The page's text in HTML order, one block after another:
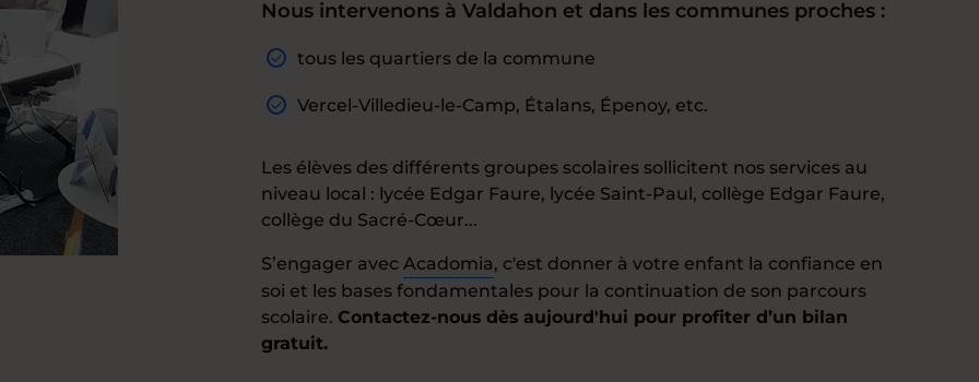
Nous intervenons à Valdahon et dans les communes proches :
tous les quartiers de la commune
Vercel-Villedieu-le-Camp, Étalans, Épenoy, etc.
Les élèves des différents groupes scolaires sollicitent nos services au
niveau local : lycée Edgar Faure, lycée Saint-Paul, collège Edgar Faure,
collège du Sacré-Cœur...
S’engager avec Acadomia, c'est donner à votre enfant la confiance en
soi et les bases fondamentales pour la continuation de son parcours
scolaire. Contactez-nous dès aujourd'hui pour profiter d’un bilan
gratuit.